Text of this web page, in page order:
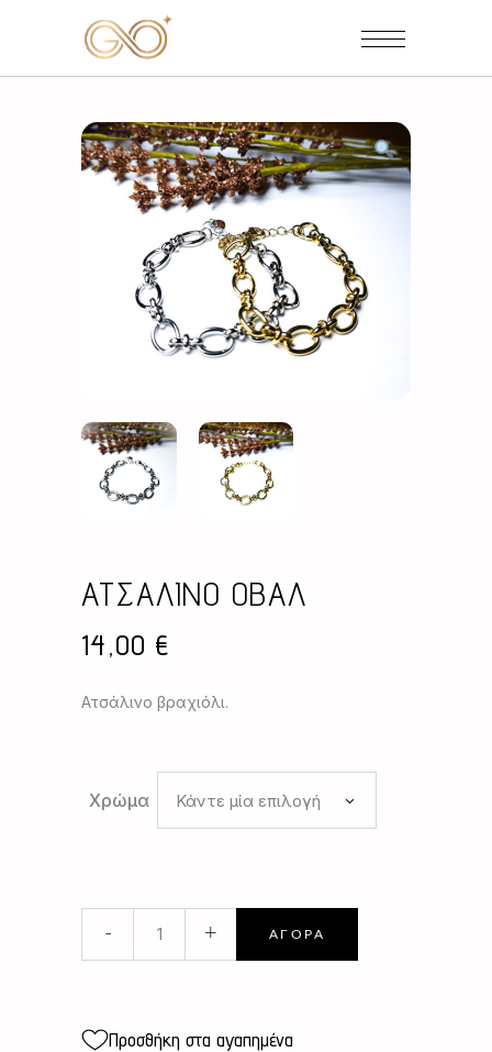
ΑΤΣΑΛΙΝΟ ΟΒΑΛ
14,00 €
Ατσάλινο βραχιόλι.
Χρώμα Κάντε μία επιλογή
- + ΑΓΟΡΆ
Προσθήκη στα αγαπημένα